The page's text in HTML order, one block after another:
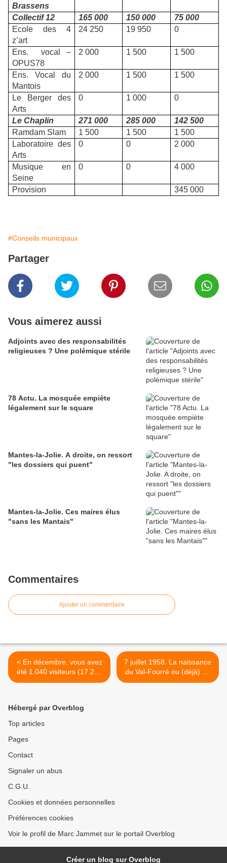
Brassens
Collectif 12 165 000 150 000
75 000
Ecole des 4
z’art
24 250 19 950 0
Ens. vocal –
OPUS78
2 000 1 500 1 500
Ens. Vocal du
Mantois
2 000 1 500 1 500
Le Berger des
Arts
0 1 000 0
Le Chaplin 271 000 285 000
142 500
Ramdam Slam
1 500 1 500
1 500
Laboratoire des
Arts
0 0 2 000
Musique en
Seine
0 0 4 000
Provision 345 000
#Conseils municipaux
Partager
Vous aimerez aussi
Adjoints avec des responsabilités
religieuses ? Une polémique stérile
78 Actu. La mosquée empiète
légalement sur le square
Mantes-la-Jolie. A droite, on ressort
"les dossiers qui puent"
Mantes-la-Jolie. Ces maires élus
"sans les Mantais"
Commentaires
Ajouter un commentaire
< En décembre, vous avez
été 1.040 visiteurs (17.217
depuis la création du site)
7 juillet 1958. La naissance
du Val-Fourré ou (déjà) un
air de d'écoquartier >
Hébergé par Overblog
Top articles
Pages
Contact
Signaler un abus
C.G.U.
Cookies et données personnelles
Préférences cookies
Voir le profil de Marc Jammet sur le portail Overblog
Créer un blog sur Overblog